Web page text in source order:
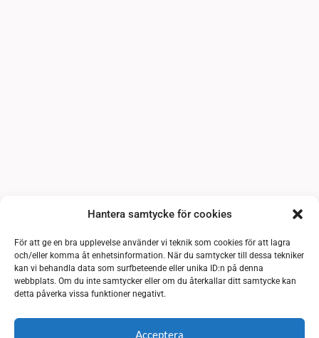
Hantera samtycke för cookies
För att ge en bra upplevelse använder vi teknik som cookies för att lagra
och/eller komma åt enhetsinformation. När du samtycker till dessa tekniker
kan vi behandla data som surfbeteende eller unika ID:n på denna
webbplats. Om du inte samtycker eller om du återkallar ditt samtycke kan
detta påverka vissa funktioner negativt.
Acceptera